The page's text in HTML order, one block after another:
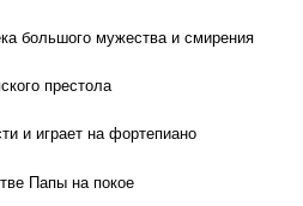
большого мужества и смирения
престола
и играет на фортепиано
Папы на покое